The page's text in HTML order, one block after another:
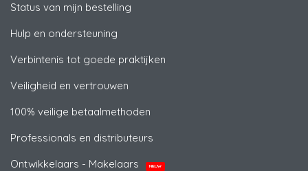
Status van mijn bestelling
Hulp en ondersteuning
Verbintenis tot goede praktijken
Veiligheid en vertrouwen
100% veilige betaalmethoden
Professionals en distributeurs
Ontwikkelaars - Makelaars
NIEUW